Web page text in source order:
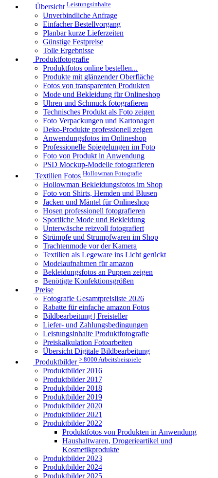
Übersicht Leistungsinhalte
Unverbindliche Anfrage
Einfacher Bestellvorgang
Planbar kurze Lieferzeiten
Günstige Festpreise
Tolle Ergebnisse
Produktfotografie
Produktfotos online bestellen...
Produkte mit glänzender Oberfläche
Fotos von transparenten Produkten
Mode und Bekleidung für Onlineshop
Uhren und Schmuck fotografieren
Technisches Produkt als Foto zeigen
Foto Verpackungen und Kartonagen
Deko-Produkte professionell zeigen
Anwendungsfotos im Onlineshop
Professionelle Spiegelungen im Foto
Foto von Produkt in Anwendung
PSD Mockup-Modelle fotografieren
Textilien Fotos Hollowman Fotografie
Hollowman Bekleidungsfotos im Shop
Foto von Shirts, Hemden und Blusen
Jacken und Mäntel für Onlineshop
Hosen professionell fotografieren
Sportliche Mode und Bekleidung
Unterwäsche reizvoll fotografiert
Strümpfe und Strumpfwaren im Shop
Trachtenmode vor der Kamera
Textilien als Legeware ins Licht gerückt
Modelaufnahmen für amazon
Bekleidungsfotos an Puppen zeigen
Benötigte Konfektionsgrößen
Preise
Fotografie Gesamtpreisliste 2026
Rabatte für einfache amazon Fotos
Bildbearbeitung | Freisteller
Liefer- und Zahlungsbedingungen
Leistungsinhalte Produktfotografie
Preiskalkulation Fotoarbeiten
Übersicht Digitale Bildbearbeitung
Produktbilder > 8000 Arbeitsbeispiele
Produktbilder 2016
Produktbilder 2017
Produktbilder 2018
Produktbilder 2019
Produktbilder 2020
Produktbilder 2021
Produktbilder 2022
Produktfotos von Produkten in Anwendung
Haushaltwaren, Drogerieartikel und
Kosmetikprodukte
Produktbilder 2023
Produktbilder 2024
Produktbilder 2025